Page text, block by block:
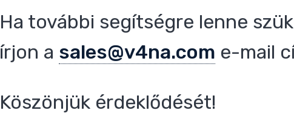
Ha további segítségre lenne
írjon a sales@v4na.com e-mail
Köszönjük érdeklődését!